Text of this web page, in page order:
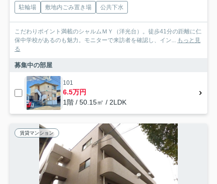
駐輪場 敷地内ごみ置き場 公共下水
こだわりポイント満載のシャルムＭＹ（洋光台）。徒歩41分の距離に仁
保中学校があるのも魅力。モニターで来訪者を確認し、イン... もっと見
る
募集中の部屋
101
6.5万円
1階 / 50.15㎡ / 2LDK
賃貸マンション